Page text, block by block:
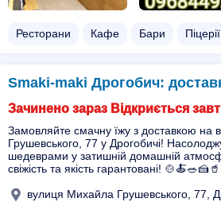
Ресторани Кафе Бари
Smaki-maki Дрогобич:
Зачинено зараз Відкриється
Замовляйте смачну їжу з доставкою на
Грушевського, 77 у Дрогобичі!
шедеврами у затишній домашній
свіжість та якість гарантовані! 🍲🍝🥗🍰🥤
вулиця Михайла Грушевського, 77,